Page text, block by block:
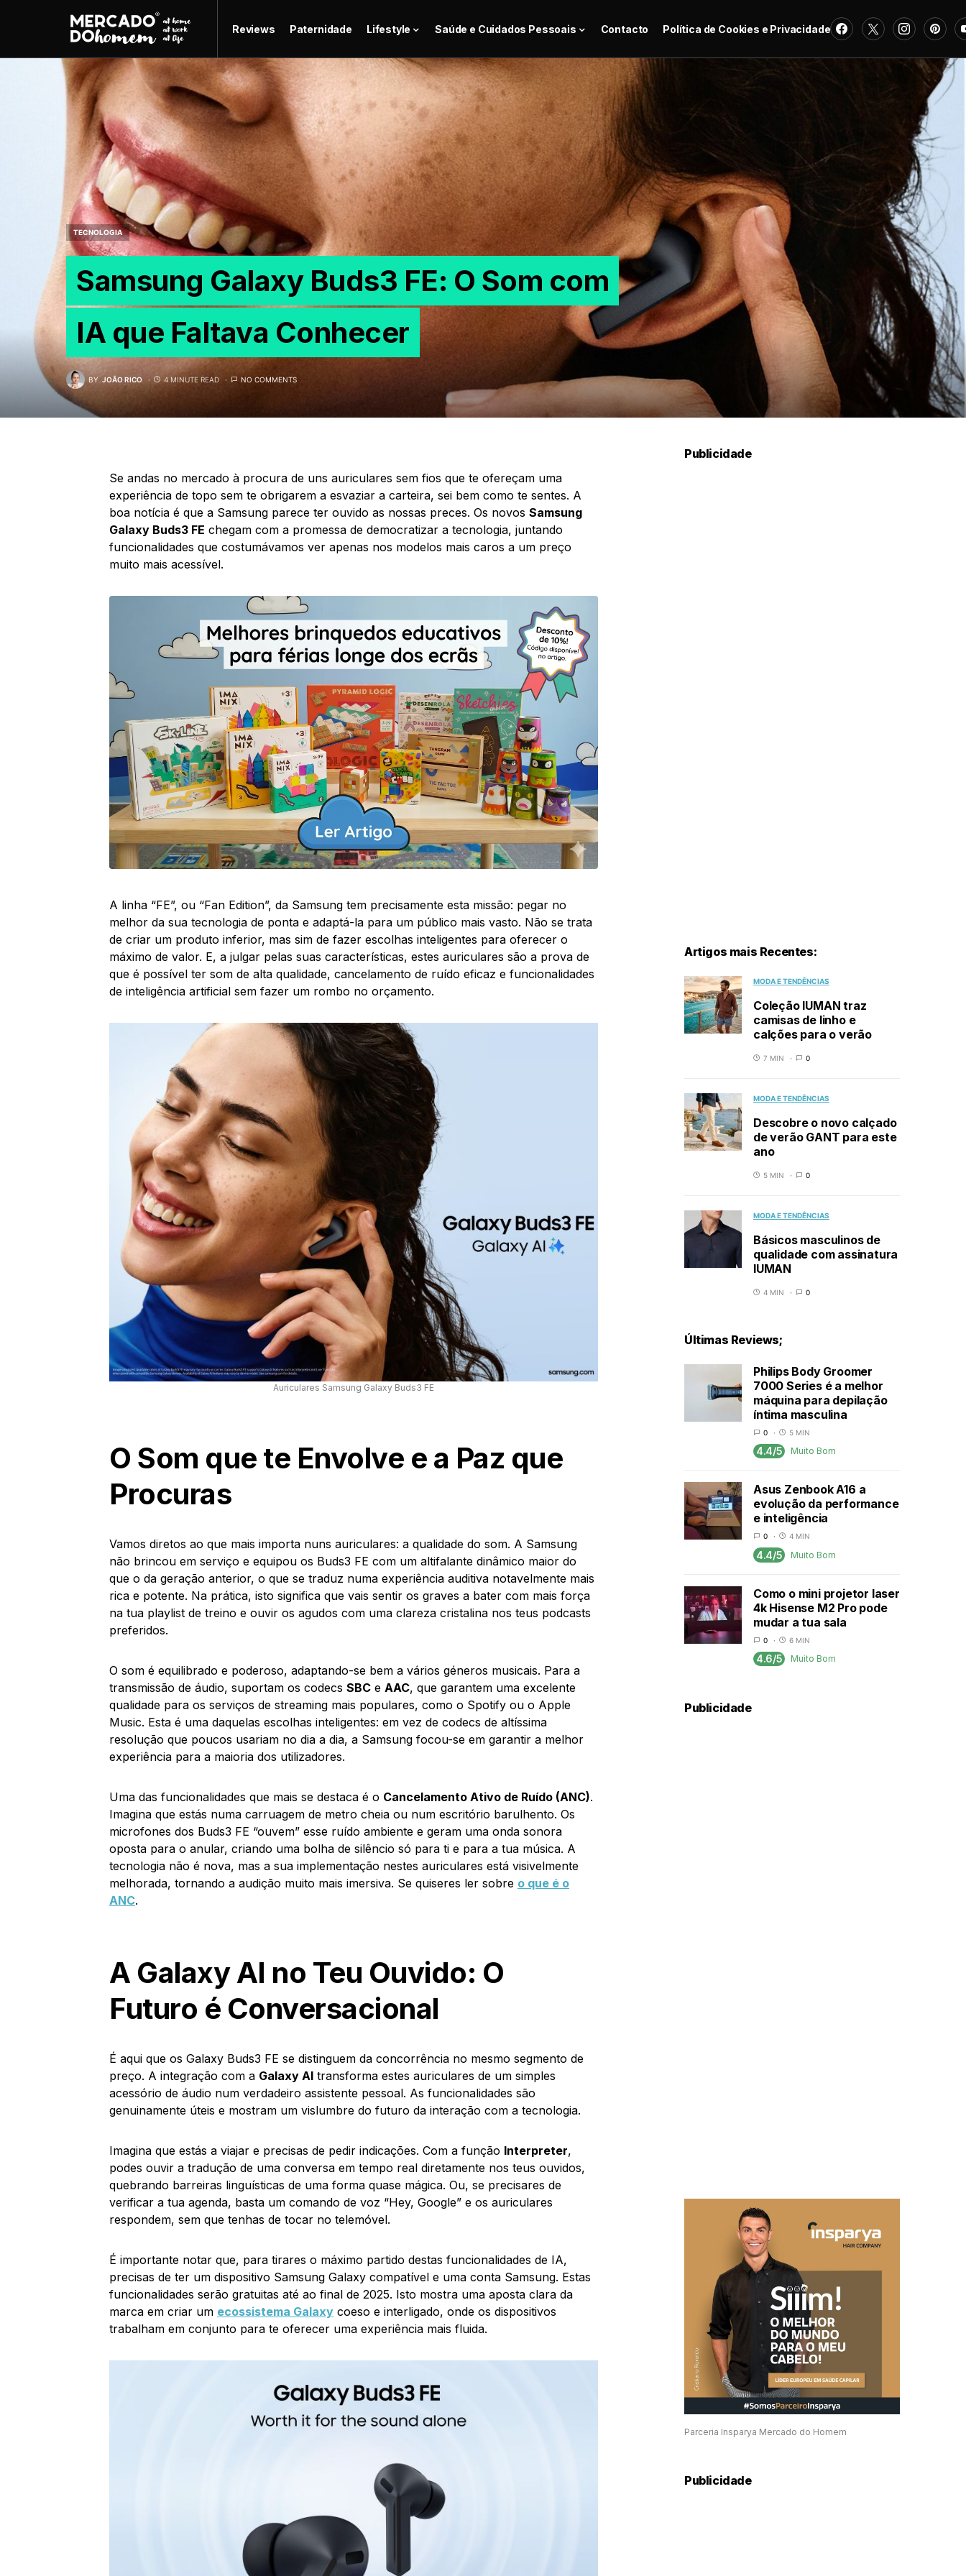
Reviews Paternidade Lifestyle Saúde e Cuidados Pessoais Contacto Política de Cookies e Privacidade
TECNOLOGIA
Samsung Galaxy Buds3 FE: O Som com
IA que Faltava Conhecer
BY JOÃO RICO 4 MINUTE READ NO COMMENTS
Se andas no mercado à procura de uns auriculares sem fios que te ofereçam uma
experiência de topo sem te obrigarem a esvaziar a carteira, sei bem como te sentes. A
boa notícia é que a Samsung parece ter ouvido as nossas preces. Os novos Samsung
Galaxy Buds3 FE chegam com a promessa de democratizar a tecnologia, juntando
funcionalidades que costumávamos ver apenas nos modelos mais caros a um preço
muito mais acessível.
A linha “FE”, ou “Fan Edition”, da Samsung tem precisamente esta missão: pegar no
melhor da sua tecnologia de ponta e adaptá-la para um público mais vasto. Não se trata
de criar um produto inferior, mas sim de fazer escolhas inteligentes para oferecer o
máximo de valor. E, a julgar pelas suas características, estes auriculares são a prova de
que é possível ter som de alta qualidade, cancelamento de ruído eficaz e funcionalidades
de inteligência artificial sem fazer um rombo no orçamento.
Auriculares Samsung Galaxy Buds3 FE
O Som que te Envolve e a Paz que
Procuras
Vamos diretos ao que mais importa nuns auriculares: a qualidade do som. A Samsung
não brincou em serviço e equipou os Buds3 FE com um altifalante dinâmico maior do
que o da geração anterior, o que se traduz numa experiência auditiva notavelmente mais
rica e potente. Na prática, isto significa que vais sentir os graves a bater com mais força
na tua playlist de treino e ouvir os agudos com uma clareza cristalina nos teus podcasts
preferidos.
O som é equilibrado e poderoso, adaptando-se bem a vários géneros musicais. Para a
transmissão de áudio, suportam os codecs SBC e AAC, que garantem uma excelente
qualidade para os serviços de streaming mais populares, como o Spotify ou o Apple
Music. Esta é uma daquelas escolhas inteligentes: em vez de codecs de altíssima
resolução que poucos usariam no dia a dia, a Samsung focou-se em garantir a melhor
experiência para a maioria dos utilizadores.
Uma das funcionalidades que mais se destaca é o Cancelamento Ativo de Ruído (ANC).
Imagina que estás numa carruagem de metro cheia ou num escritório barulhento. Os
microfones dos Buds3 FE “ouvem” esse ruído ambiente e geram uma onda sonora
oposta para o anular, criando uma bolha de silêncio só para ti e para a tua música. A
tecnologia não é nova, mas a sua implementação nestes auriculares está visivelmente
melhorada, tornando a audição muito mais imersiva. Se quiseres ler sobre o que é o
ANC.
A Galaxy AI no Teu Ouvido: O
Futuro é Conversacional
É aqui que os Galaxy Buds3 FE se distinguem da concorrência no mesmo segmento de
preço. A integração com a Galaxy AI transforma estes auriculares de um simples
acessório de áudio num verdadeiro assistente pessoal. As funcionalidades são
genuinamente úteis e mostram um vislumbre do futuro da interação com a tecnologia.
Imagina que estás a viajar e precisas de pedir indicações. Com a função Interpreter,
podes ouvir a tradução de uma conversa em tempo real diretamente nos teus ouvidos,
quebrando barreiras linguísticas de uma forma quase mágica. Ou, se precisares de
verificar a tua agenda, basta um comando de voz “Hey, Google” e os auriculares
respondem, sem que tenhas de tocar no telemóvel.
É importante notar que, para tirares o máximo partido destas funcionalidades de IA,
precisas de ter um dispositivo Samsung Galaxy compatível e uma conta Samsung. Estas
funcionalidades serão gratuitas até ao final de 2025. Isto mostra uma aposta clara da
marca em criar um ecossistema Galaxy coeso e interligado, onde os dispositivos
trabalham em conjunto para te oferecer uma experiência mais fluida.
Publicidade
Artigos mais Recentes:
MODA E TENDÊNCIAS
Coleção IUMAN traz
camisas de linho e
calções para o verão
7 MIN 0
MODA E TENDÊNCIAS
Descobre o novo calçado
de verão GANT para este
ano
5 MIN 0
MODA E TENDÊNCIAS
Básicos masculinos de
qualidade com assinatura
IUMAN
4 MIN 0
Últimas Reviews;
Philips Body Groomer
7000 Series é a melhor
máquina para depilação
íntima masculina
0 5 MIN
4.4/5 Muito Bom
Asus Zenbook A16 a
evolução da performance
e inteligência
0 4 MIN
4.4/5 Muito Bom
Como o mini projetor laser
4k Hisense M2 Pro pode
mudar a tua sala
0 6 MIN
4.6/5 Muito Bom
Publicidade
Parceria Insparya Mercado do Homem
Publicidade